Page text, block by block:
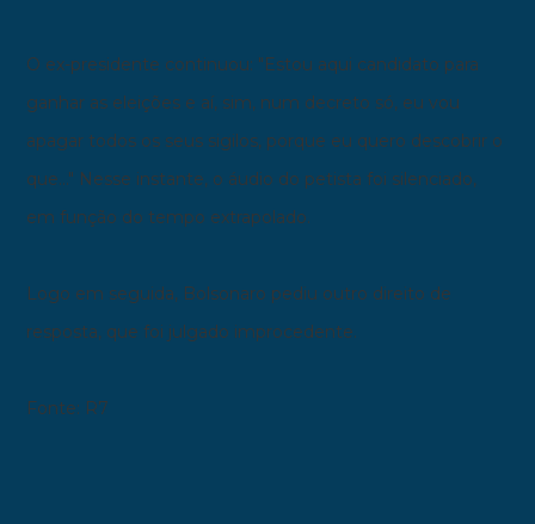
O ex-presidente continuou: "Estou aqui candidato para
ganhar as eleições e aí, sim, num decreto só, eu vou
apagar todos os seus sigilos, porque eu quero descobrir o
que..." Nesse instante, o áudio do petista foi silenciado,
em função do tempo extrapolado.
Logo em seguida, Bolsonaro pediu outro direito de
resposta, que foi julgado improcedente.
Fonte: R7